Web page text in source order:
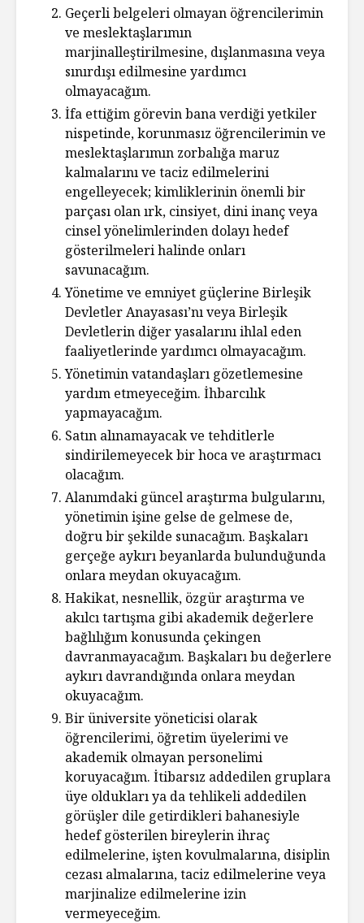
Geçerli belgeleri olmayan öğrencilerimin
ve meslektaşlarımın
marjinalleştirilmesine, dışlanmasına veya
sınırdışı edilmesine yardımcı
olmayacağım.
İfa ettiğim görevin bana verdiği yetkiler
nispetinde, korunmasız öğrencilerimin ve
meslektaşlarımın zorbalığa maruz
kalmalarını ve taciz edilmelerini
engelleyecek; kimliklerinin önemli bir
parçası olan ırk, cinsiyet, dini inanç veya
cinsel yönelimlerinden dolayı hedef
gösterilmeleri halinde onları
savunacağım.
Yönetime ve emniyet güçlerine Birleşik
Devletler Anayasası’nı veya Birleşik
Devletlerin diğer yasalarını ihlal eden
faaliyetlerinde yardımcı olmayacağım.
Yönetimin vatandaşları gözetlemesine
yardım etmeyeceğim. İhbarcılık
yapmayacağım.
Satın alınamayacak ve tehditlerle
sindirilemeyecek bir hoca ve araştırmacı
olacağım.
Alanımdaki güncel araştırma bulgularını,
yönetimin işine gelse de gelmese de,
doğru bir şekilde sunacağım. Başkaları
gerçeğe aykırı beyanlarda bulunduğunda
onlara meydan okuyacağım.
Hakikat, nesnellik, özgür araştırma ve
akılcı tartışma gibi akademik değerlere
bağlılığım konusunda çekingen
davranmayacağım. Başkaları bu değerlere
aykırı davrandığında onlara meydan
okuyacağım.
Bir üniversite yöneticisi olarak
öğrencilerimi, öğretim üyelerimi ve
akademik olmayan personelimi
koruyacağım. İtibarsız addedilen gruplara
üye oldukları ya da tehlikeli addedilen
görüşler dile getirdikleri bahanesiyle
hedef gösterilen bireylerin ihraç
edilmelerine, işten kovulmalarına, disiplin
cezası almalarına, taciz edilmelerine veya
marjinalize edilmelerine izin
vermeyeceğim.